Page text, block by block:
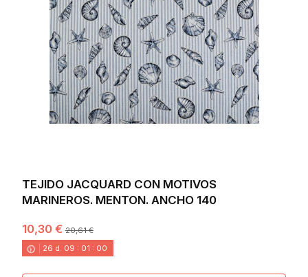
TEJIDO JACQUARD CON MOTIVOS
MARINEROS. MENTON. ANCHO 140
10,30 €20,61 €
26 d. 09 : 00 :58